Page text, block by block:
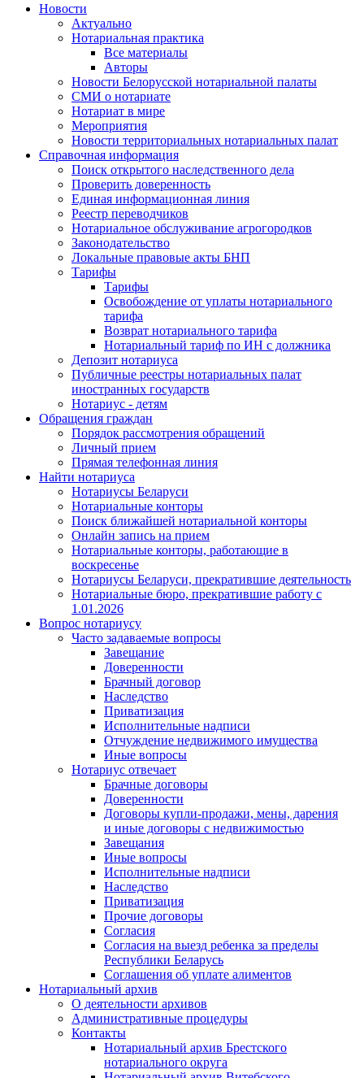
Новости
Актуально
Нотариальная практика
Все материалы
Авторы
Новости Белорусской нотариальной палаты
СМИ о нотариате
Нотариат в мире
Мероприятия
Новости территориальных нотариальных палат
Справочная информация
Поиск открытого наследственного дела
Проверить доверенность
Единая информационная линия
Реестр переводчиков
Нотариальное обслуживание агрогородков
Законодательство
Локальные правовые акты БНП
Тарифы
Тарифы
Освобождение от уплаты нотариального
тарифа
Возврат нотариального тарифа
Нотариальный тариф по ИН с должника
Депозит нотариуса
Публичные реестры нотариальных палат
иностранных государств
Нотариус - детям
Обращения граждан
Порядок рассмотрения обращений
Личный прием
Прямая телефонная линия
Найти нотариуса
Нотариусы Беларуси
Нотариальные конторы
Поиск ближайшей нотариальной конторы
Онлайн запись на прием
Нотариальные конторы, работающие в
воскресенье
Нотариусы Беларуси, прекратившие деятельность
Нотариальные бюро, прекратившие работу с
1.01.2026
Вопрос нотариусу
Часто задаваемые вопросы
Завещание
Доверенности
Брачный договор
Наследство
Приватизация
Исполнительные надписи
Отчуждение недвижимого имущества
Иные вопросы
Нотариус отвечает
Брачные договоры
Доверенности
Договоры купли-продажи, мены, дарения
и иные договоры с недвижимостью
Завещания
Иные вопросы
Исполнительные надписи
Наследство
Приватизация
Прочие договоры
Согласия
Согласия на выезд ребенка за пределы
Республики Беларусь
Соглашения об уплате алиментов
Нотариальный архив
О деятельности архивов
Административные процедуры
Контакты
Нотариальный архив Брестского
нотариального округа